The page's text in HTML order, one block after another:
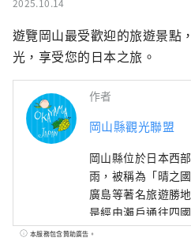
2025.10.14
遊覽岡山最受歡迎的旅遊景點
光，享受您的日本之旅。
作者
岡山縣觀光聯盟
岡山縣位於日本西
雨，被稱為「晴之
廣島等著名旅遊勝
是經由瀨戶通往四國的門戶。
“水果岡山”，在瀨
本服務包含贊助廣告。